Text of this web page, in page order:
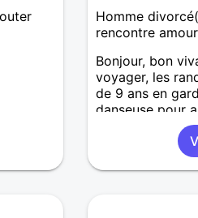
Homme
rencontre
Bonjour, bon
voyager, les
de 9 ans en
danseuse pour